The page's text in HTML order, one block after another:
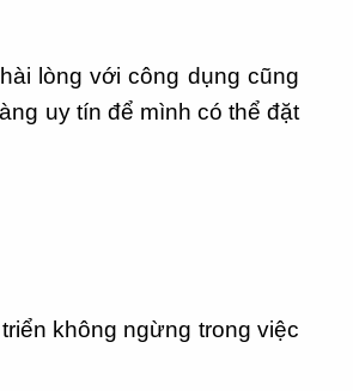
lòng với công dụng cũng
uy tín để mình có thể đặt
không ngừng trong việc